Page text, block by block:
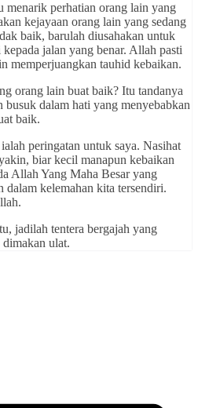
menarik perhatian orang lain yang
kejayaan orang lain yang sedang
baik, barulah diusahakan untuk
jalan yang benar. Allah pasti
memperjuangkan tauhid kebaikan.
orang lain buat baik? Itu tandanya
dalam hati yang menyebabkan
baik.
peringatan untuk saya. Nasihat
biar kecil manapun kebaikan
Allah Yang Maha Besar yang
dalam kelemahan kita tersendiri.
jadilah tentera bergajah yang
dimakan ulat.